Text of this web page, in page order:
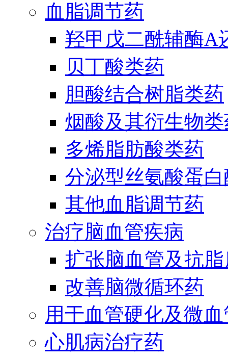
血脂调节药
羟甲戊二酰辅酶A
贝丁酸类药
胆酸结合树脂类药
烟酸及其衍生物
多烯脂肪酸类药
分泌型丝氨酸蛋
其他血脂调节药
治疗脑血管疾病
扩张脑血管及抗
改善脑微循环药
用于血管硬化及微
心肌病治疗药